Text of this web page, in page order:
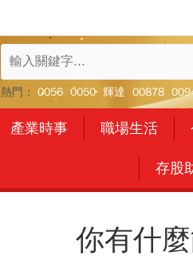
熱門： 0056 0050 輝達 00878
產業時事 職場生活
存股
你有什